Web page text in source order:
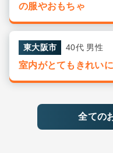
の服やおもちゃ
東大阪市 40代 男性
室内がとてもきれい
全ての